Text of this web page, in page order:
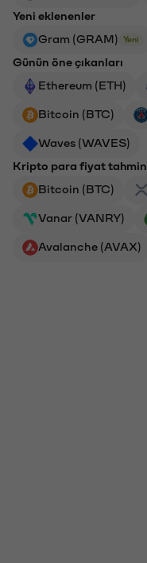
Yeni eklenenler
Gram (GRAM)
Yeni
Günün öne çıkanları
Ethereum (ETH)
Bitcoin (BTC)
Waves (WAVES)
Kripto para fiyat
Bitcoin (BTC)
Vanar (VANRY)
Avalanche (AVAX)